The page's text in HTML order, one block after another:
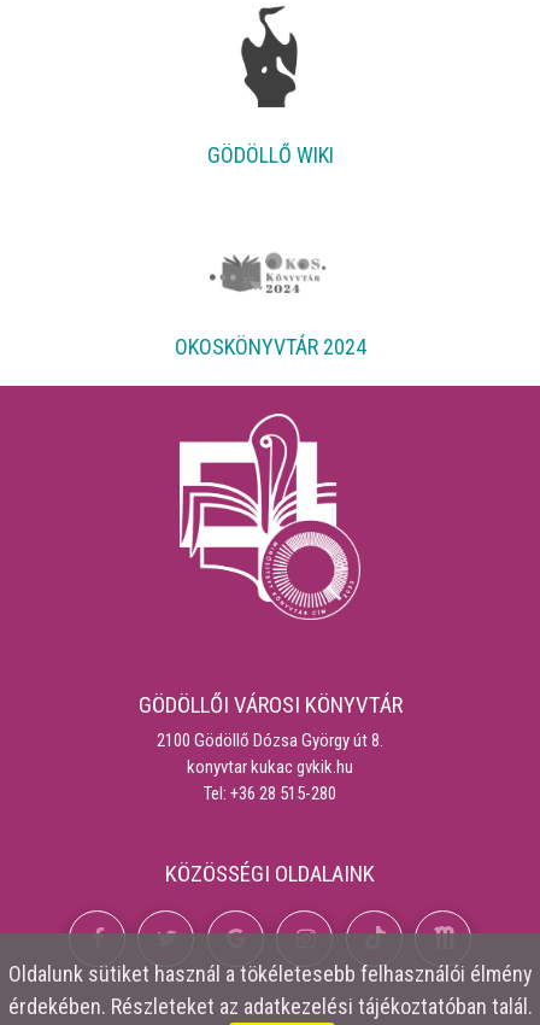
GÖDÖLLŐ WIKI
OKOSKÖNYVTÁR 2024
GÖDÖLLŐI VÁROSI KÖNYVTÁR
2100 Gödöllő Dózsa György út 8.
konyvtar kukac gvkik.hu
Tel: +36 28 515-280
KÖZÖSSÉGI OLDALAINK
Oldalunk sütiket használ a tökéletesebb felhasználói élmény
érdekében. Részleteket az adatkezelési tájékoztatóban talál.